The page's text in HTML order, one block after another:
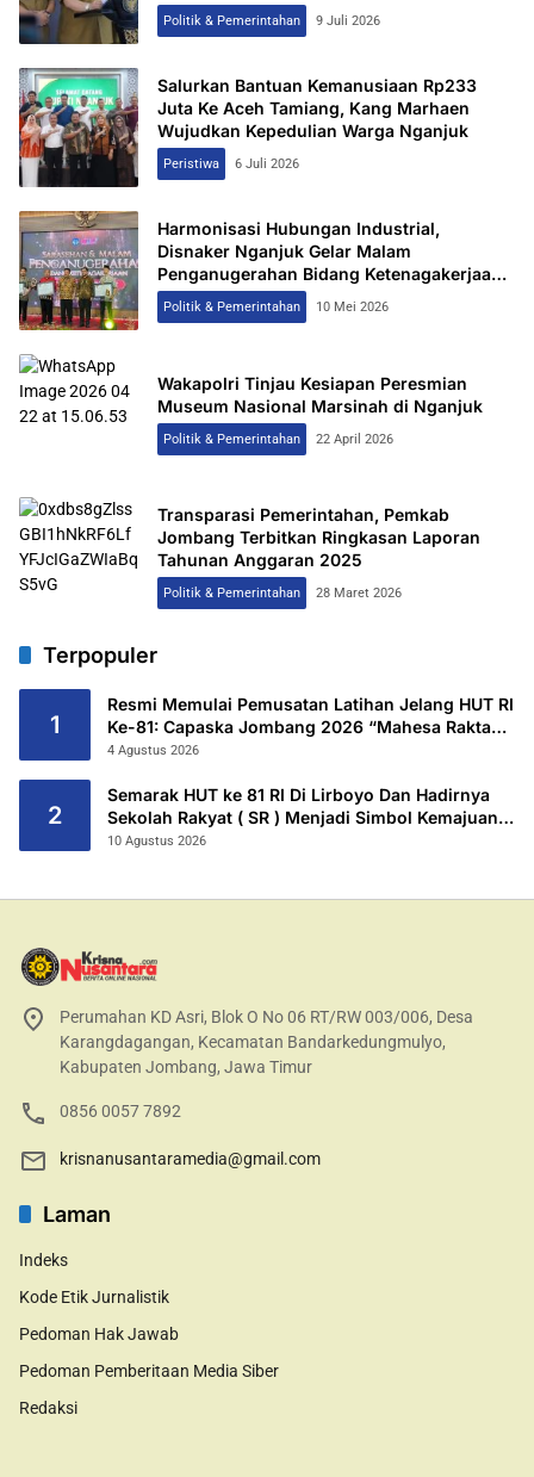
Politik & Pemerintahan 9 Juli 2026
Salurkan Bantuan Kemanusiaan Rp233
Juta Ke Aceh Tamiang, Kang Marhaen
Wujudkan Kepedulian Warga Nganjuk
Peristiwa 6 Juli 2026
Harmonisasi Hubungan Industrial,
Disnaker Nganjuk Gelar Malam
Penganugerahan Bidang Ketenagakerjaan
2026
Politik & Pemerintahan 10 Mei 2026
Wakapolri Tinjau Kesiapan Peresmian
Museum Nasional Marsinah di Nganjuk
Politik & Pemerintahan 22 April 2026
Transparasi Pemerintahan, Pemkab
Jombang Terbitkan Ringkasan Laporan
Tahunan Anggaran 2025
Politik & Pemerintahan 28 Maret 2026
Terpopuler
1
Resmi Memulai Pemusatan Latihan Jelang HUT RI
Ke-81: Capaska Jombang 2026 “Mahesa Rakta
Garuda Yudha”.
4 Agustus 2026
2
Semarak HUT ke 81 RI Di Lirboyo Dan Hadirnya
Sekolah Rakyat ( SR ) Menjadi Simbol Kemajuan
Warga.
10 Agustus 2026
Perumahan KD Asri, Blok O No 06 RT/RW 003/006, Desa
Karangdagangan, Kecamatan Bandarkedungmulyo,
Kabupaten Jombang, Jawa Timur
0856 0057 7892
krisnanusantaramedia@gmail.com
Laman
Indeks
Kode Etik Jurnalistik
Pedoman Hak Jawab
Pedoman Pemberitaan Media Siber
Redaksi